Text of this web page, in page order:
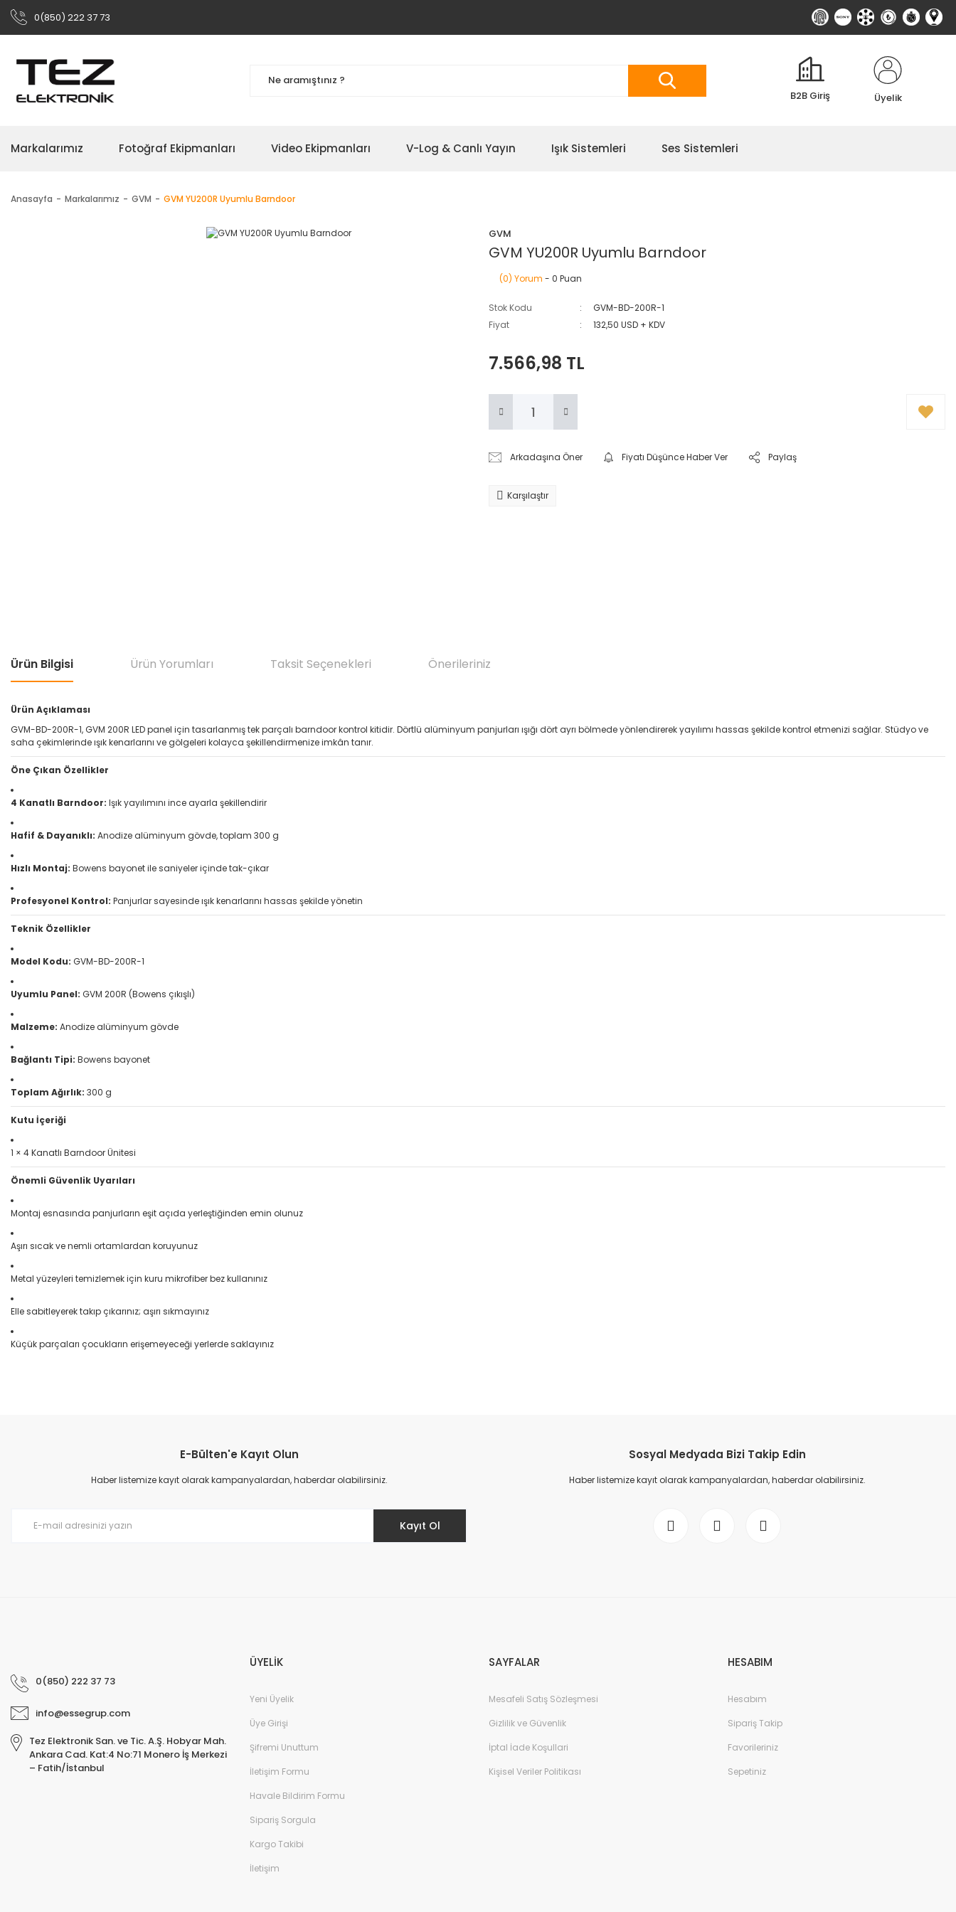
0(850) 222 37 73
B2B Giriş Üyelik
Markalarımız Fotoğraf Ekipmanları Video Ekipmanları V-Log & Canlı Yayın Işık Sistemleri Ses Sistemleri
Anasayfa Markalarımız GVM GVM YU200R Uyumlu Barndoor
GVM
GVM YU200R Uyumlu Barndoor
(0) Yorum - 0 Puan
Stok Kodu
GVM-BD-200R-1
Fiyat
132,50 USD + KDV
7.566,98 TL
Arkadaşına Öner Fiyatı Düşünce Haber Ver Paylaş
Karşılaştır
Ürün Bilgisi Ürün Yorumları Taksit Seçenekleri Önerileriniz
Ürün Açıklaması
GVM-BD-200R-1, GVM 200R LED panel için tasarlanmış tek parçalı barndoor kontrol kitidir. Dörtlü alüminyum panjurları ışığı dört ayrı bölmede yönlendirerek yayılımı hassas şekilde kontrol etmenizi sağlar. Stüdyo ve
saha çekimlerinde ışık kenarlarını ve gölgeleri kolayca şekillendirmenize imkân tanır.
Öne Çıkan Özellikler
4 Kanatlı Barndoor: Işık yayılımını ince ayarla şekillendirir
Hafif & Dayanıklı: Anodize alüminyum gövde, toplam 300 g
Hızlı Montaj: Bowens bayonet ile saniyeler içinde tak-çıkar
Profesyonel Kontrol: Panjurlar sayesinde ışık kenarlarını hassas şekilde yönetin
Teknik Özellikler
Model Kodu: GVM-BD-200R-1
Uyumlu Panel: GVM 200R (Bowens çıkışlı)
Malzeme: Anodize alüminyum gövde
Bağlantı Tipi: Bowens bayonet
Toplam Ağırlık: 300 g
Kutu İçeriği
1 × 4 Kanatlı Barndoor Ünitesi
Önemli Güvenlik Uyarıları
Montaj esnasında panjurların eşit açıda yerleştiğinden emin olunuz
Aşırı sıcak ve nemli ortamlardan koruyunuz
Metal yüzeyleri temizlemek için kuru mikrofiber bez kullanınız
Elle sabitleyerek takıp çıkarınız; aşırı sıkmayınız
Küçük parçaları çocukların erişemeyeceği yerlerde saklayınız
Ürün resmi kalitesiz, bozuk veya görüntülenemiyor.
Ürün açıklamasında eksik bilgiler bulunuyor.
E-Bülten'e Kayıt Olun
Haber listemize kayıt olarak kampanyalardan, haberdar olabilirsiniz.
Kayıt Ol
Sosyal Medyada Bizi Takip Edin
Haber listemize kayıt olarak kampanyalardan, haberdar olabilirsiniz.
0(850) 222 37 73
info@essegrup.com
Tez Elektronik San. ve Tic. A.Ş. Hobyar Mah.
Ankara Cad. Kat:4 No:71 Monero İş Merkezi
– Fatih/İstanbul
ÜYELİK
Yeni Üyelik
Üye Girişi
Şifremi Unuttum
İletişim Formu
Havale Bildirim Formu
Sipariş Sorgula
Kargo Takibi
İletişim
SAYFALAR
Mesafeli Satış Sözleşmesi
Gizlilik ve Güvenlik
İptal İade Koşullari
Kişisel Veriler Politikası
HESABIM
Hesabım
Sipariş Takip
Favorileriniz
Sepetiniz